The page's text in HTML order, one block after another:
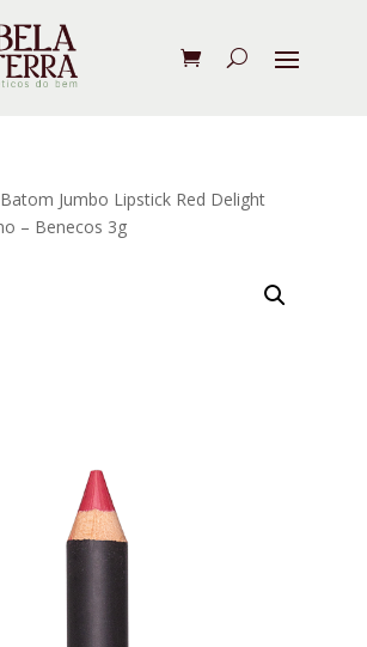
Jumbo Lipstick Red Delight
– Benecos 3g